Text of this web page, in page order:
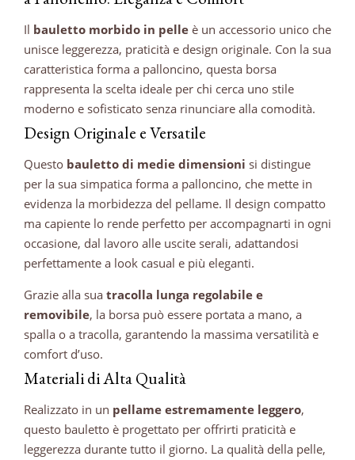
Il bauletto morbido in pelle è un accessorio unico che
unisce leggerezza, praticità e design originale. Con la sua
caratteristica forma a palloncino, questa borsa
rappresenta la scelta ideale per chi cerca uno stile
moderno e sofisticato senza rinunciare alla comodità.
Design Originale e Versatile
Questo bauletto di medie dimensioni si distingue
per la sua simpatica forma a palloncino, che mette in
evidenza la morbidezza del pellame. Il design compatto
ma capiente lo rende perfetto per accompagnarti in ogni
occasione, dal lavoro alle uscite serali, adattandosi
perfettamente a look casual e più eleganti.
Grazie alla sua tracolla lunga regolabile e
removibile, la borsa può essere portata a mano, a
spalla o a tracolla, garantendo la massima versatilità e
comfort d’uso.
Materiali di Alta Qualità
Realizzato in un pellame estremamente leggero,
questo bauletto è progettato per offrirti praticità e
leggerezza durante tutto il giorno. La qualità della pelle,